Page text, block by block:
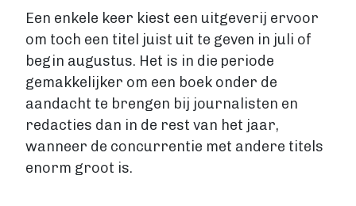
Een enkele keer kiest een uitgeverij ervoor
om toch een titel juist uit te geven in juli of
begin augustus. Het is in die periode
gemakkelijker om een boek onder de
aandacht te brengen bij journalisten en
redacties dan in de rest van het jaar,
wanneer de concurrentie met andere titels
enorm groot is.